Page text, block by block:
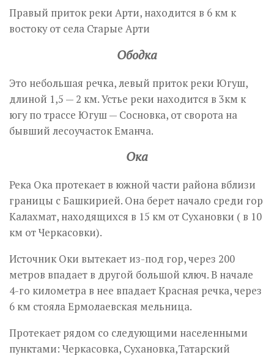
Правый приток реки Арти, находится в 6 км к
востоку от села Старые Арти
Ободка
Это небольшая речка, левый приток реки Югуш,
длиной 1,5 — 2 км. Устье реки находится в 3км к
югу по трассе Югуш — Сосновка, от сворота на
бывший лесоучасток Еманча.
Ока
Река Ока протекает в южной части района вблизи
границы с Башкирией. Она берет начало среди гор
Калахмат, находящихся в 15 км от Сухановки ( в 10
км от Черкасовки).
Источник Оки вытекает из-под гор, через 200
метров впадает в другой большой ключ. В начале
4-го километра в нее впадает Красная речка, через
6 км стояла Ермолаевская мельница.
Протекает рядом со следующими населенными
пунктами: Черкасовка, Сухановка,Татарский